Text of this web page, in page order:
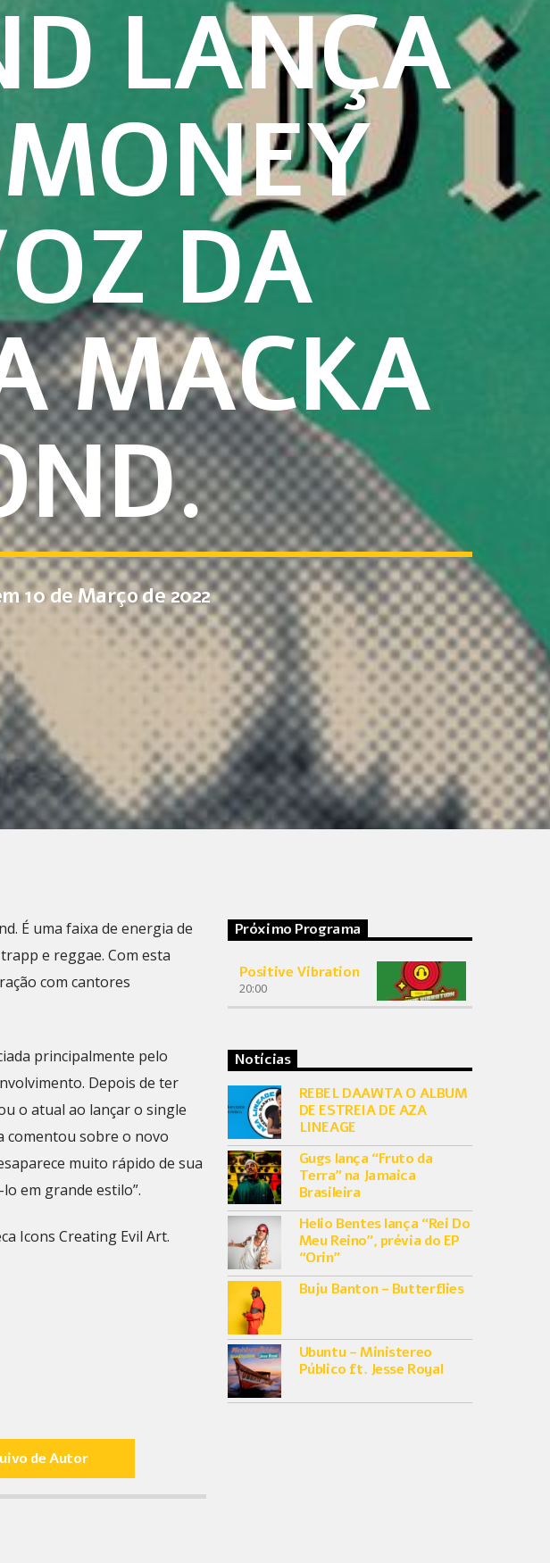
LANÇA
DA
MACKA
10 de Março de 2022
É uma faixa de energia de
e reggae. Com esta
com cantores
principalmente pelo
Depois de ter
o atual ao lançar o single
comentou sobre o novo
muito rápido de sua
em grande estilo”.
Icons Creating Evil Art.
de Autor
Próximo Programa
Positive Vibration
20:00
Notícias
REBEL DAAWTA O ALBUM
DE ESTREIA DE AZA
LINEAGE
Gugs lança “Fruto da
Terra” na Jamaica
Brasileira
Helio Bentes lança “Rei Do
Meu Reino”, prévia do EP
“Orin”
Buju Banton – Butterflies
Ubuntu – Ministereo
Público ft. Jesse Royal